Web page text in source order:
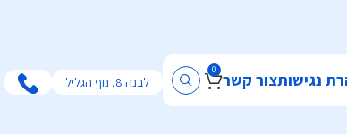
נגישותצור קשר 0
לבנה 8, נוף הגליל